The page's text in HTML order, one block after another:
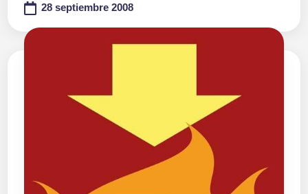
28 septiembre 2008